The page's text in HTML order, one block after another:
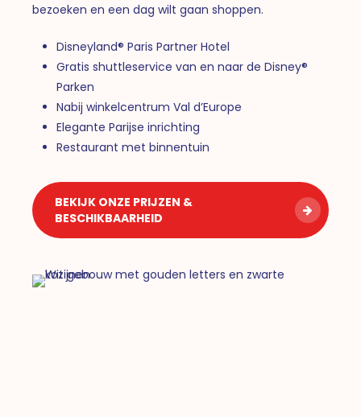
bezoeken en een dag wilt gaan shoppen.
Disneyland® Paris Partner Hotel
Gratis shuttleservice van en naar de Disney®
Parken
Nabij winkelcentrum Val d’Europe
Elegante Parijse inrichting
Restaurant met binnentuin
BEKIJK ONZE PRIJZEN &
BESCHIKBAARHEID